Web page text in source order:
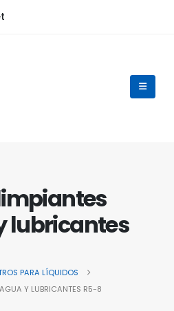
lubricantes
PARA LÍQUIDOS
Y LUBRICANTES R5-8